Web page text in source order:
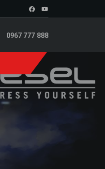
0967 777 888